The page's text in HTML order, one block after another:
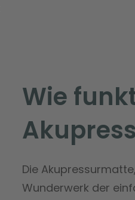
Wie
Die
Wunderwerk der